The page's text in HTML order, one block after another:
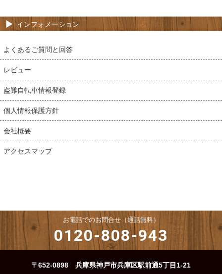
インフォメーション
よくあるご質問と回答
レビュー
盗難自転車情報登録
個人情報保護方針
会社概要
アクセスマップ
お電話でのお問合せ（通話無料）
0120-808-943
〒652-0898 兵庫県神戸市兵庫区駅前通5丁目1-21